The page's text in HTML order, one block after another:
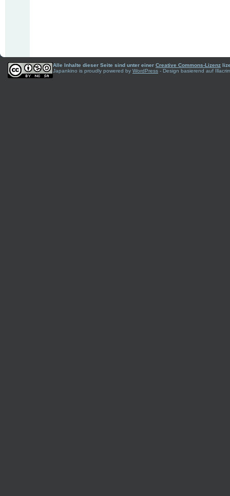
Alle Inhalte dieser Seite sind unter einer Creative Commons-Lizenz
Japankino is proudly powered by WordPress - Design basierend auf